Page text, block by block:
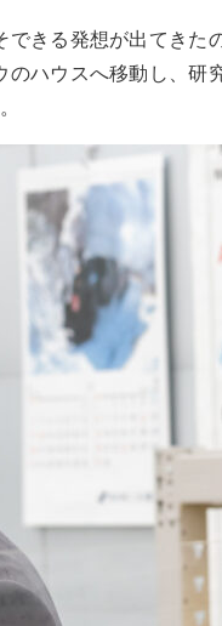
きる発想が出てきた
ハウスへ移動し、研